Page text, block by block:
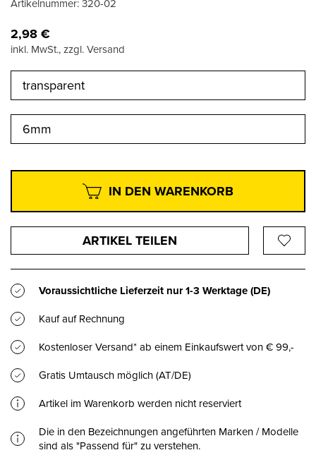
Artikelnummer:320-02
2,98€
inkl. MwSt., zzgl. Versand
transparent
6mm
IN DEN WARENKORB
ARTIKEL TEILEN
Voraussichtliche Lieferzeit nur1-3 Werktage(DE)
Kauf auf Rechnung
Kostenloser Versand* ab einem Einkaufswert von € 99,-
Gratis Umtausch möglich (AT/DE)
Artikel im Warenkorb werden nicht reserviert
Die in den Bezeichnungen angeführten Marken / Modelle
sind als "Passend für" zu verstehen.